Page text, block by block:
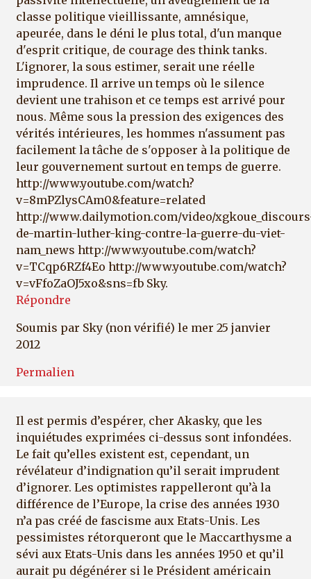
classe politique vieillissante, amnésique,
apeurée, dans le déni le plus total, d'un manque
d'esprit critique, de courage des think tanks.
L'ignorer, la sous estimer, serait une réelle
imprudence. Il arrive un temps où le silence
devient une trahison et ce temps est arrivé pour
nous. Même sous la pression des exigences des
vérités intérieures, les hommes n'assument pas
facilement la tâche de s'opposer à la politique de
leur gouvernement surtout en temps de guerre.
http://www.youtube.com/watch?
v=8mPZlysCAm0&feature=related
http://www.dailymotion.com/video/
de-martin-luther-king-contre-la-guerre-du-viet-
nam_news http://www.youtube.com/watch?
v=TCqp6RZf4Eo http://www.youtube.com/watch?
v=vFfoZaOJ5xo&sns=fb Sky.
Répondre
Soumis par Sky (non vérifié) le mer 25 janvier
2012
Permalien
Il est permis d’espérer, cher Akasky, que les
inquiétudes exprimées ci-dessus sont infondées.
Le fait qu’elles existent est, cependant, un
révélateur d’indignation qu’il serait imprudent
d’ignorer. Les optimistes rappelleront qu’à la
différence de l’Europe, la crise des années 1930
n’a pas créé de fascisme aux Etats-Unis. Les
pessimistes rétorqueront que le Maccarthysme a
sévi aux Etats-Unis dans les années 1950 et qu’il
aurait pu dégénérer si le Président américain